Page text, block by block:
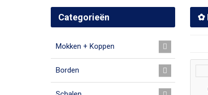
Categorieën
Mokken + Koppen
Borden
✿